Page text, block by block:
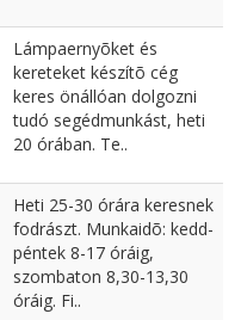
Lámpaernyõket és
kereteket készítõ cég
keres önállóan dolgozni
tudó segédmunkást, heti
20 órában. Te..
Heti 25-30 órára keresnek
fodrászt. Munkaidõ: kedd-
péntek 8-17 óráig,
szombaton 8,30-13,30
óráig. Fi..